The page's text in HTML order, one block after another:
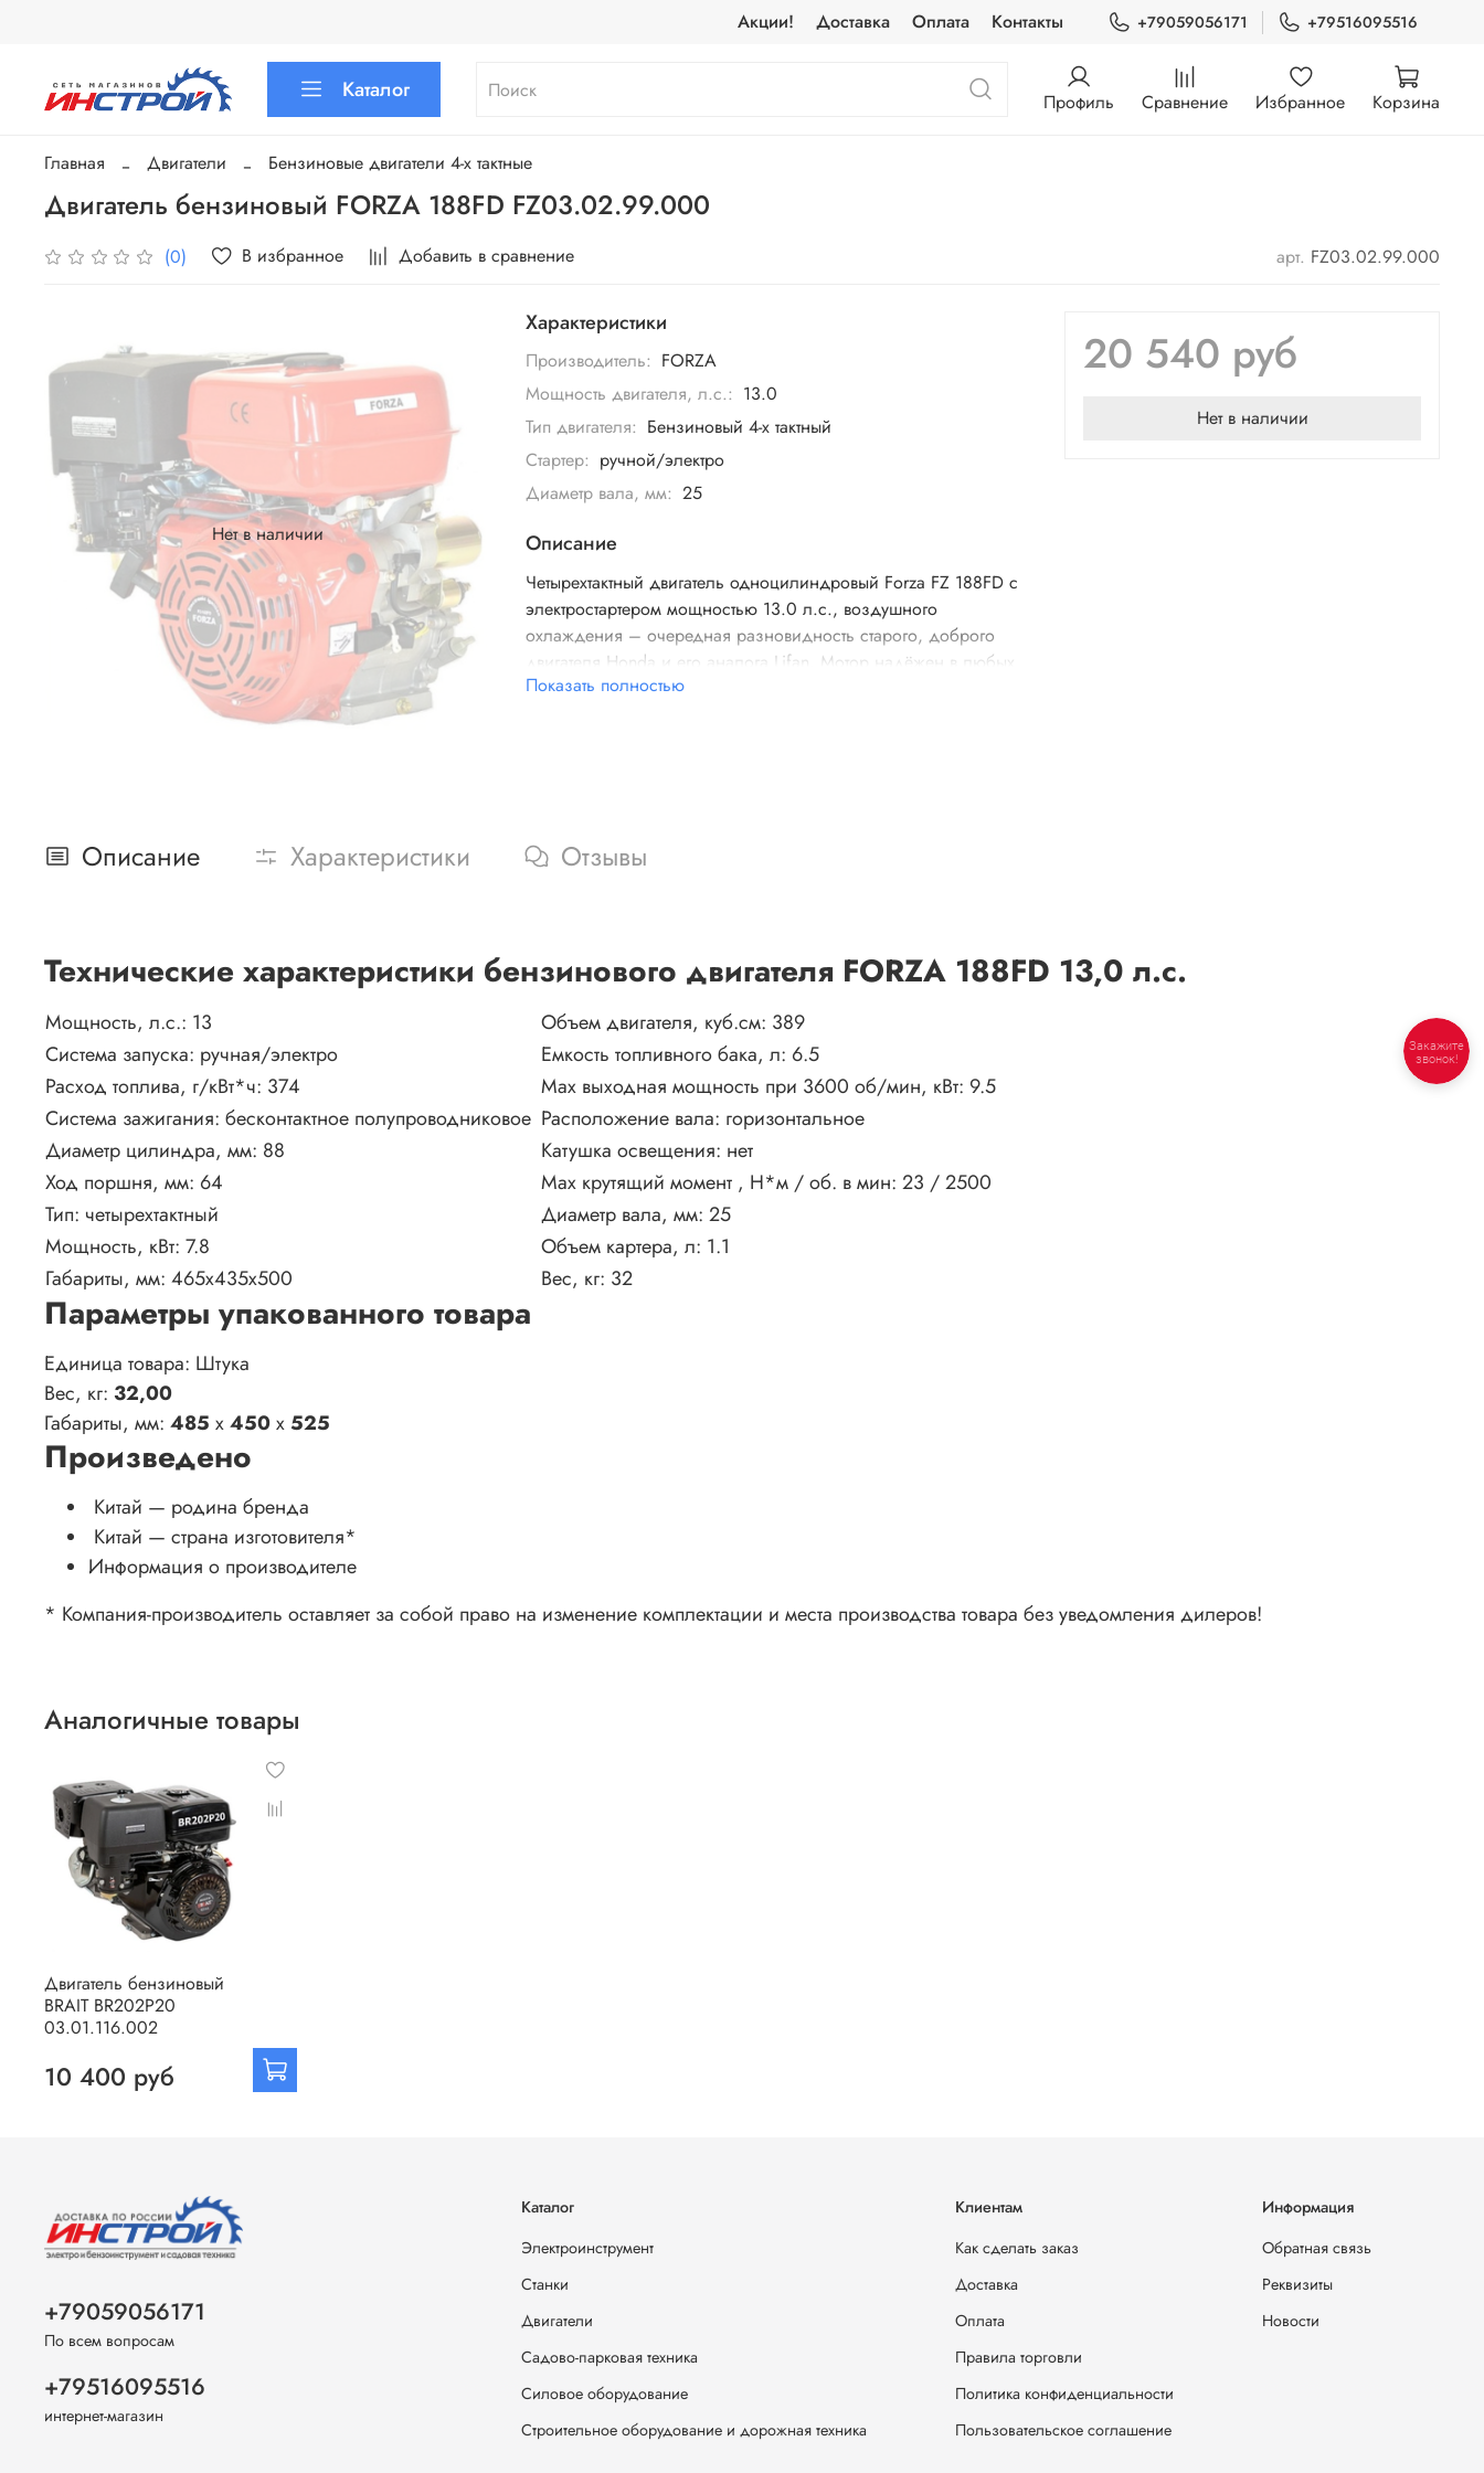
Акции! Доставка Оплата Контакты +79059056171 +79516095516
Каталог Профиль Сравнение Избранное Корзина
Главная Двигатели Бензиновые двигатели 4-х тактные
Двигатель бензиновый FORZA 188FD FZ03.02.99.000
(0) В избранное Добавить в сравнение арт. FZ03.02.99.000
Нет в наличии
Характеристики
Производитель: FORZA
Мощность двигателя, л.с.: 13.0
Тип двигателя: Бензиновый 4-х тактный
Стартер: ручной/электро
Диаметр вала, мм: 25
Описание
Четырехтактный двигатель одноцилиндровый Forza FZ 188FD с
электростартером мощностью 13.0 л.с., воздушного
охлаждения – очередная разновидность старого, доброго
двигателя Honda и его аналога Lifan. Мотор надёжен в любых
погодных условиях, неприхотлив, экономичен. Пригоден для
Показать полностью
20 540 руб
Нет в наличии
Описание Характеристики Отзывы
Технические характеристики бензинового двигателя FORZA 188FD 13,0 л.с.
Мощность, л.с.: 13 Объем двигателя, куб.см: 389
Система запуска: ручная/электро Емкость топливного бака, л: 6.5
Расход топлива, г/кВт*ч: 374 Max выходная мощность при 3600 об/мин, кВт: 9.5
Система зажигания: бесконтактное полупроводниковое Расположение вала: горизонтальное
Диаметр цилиндра, мм: 88 Катушка освещения: нет
Ход поршня, мм: 64 Max крутящий момент , Н*м / об. в мин: 23 / 2500
Тип: четырехтактный Диаметр вала, мм: 25
Мощность, кВт: 7.8 Объем картера, л: 1.1
Габариты, мм: 465х435х500 Вес, кг: 32
Параметры упакованного товара
Единица товара: Штука
Вес, кг: 32,00
Габариты, мм: 485 x450x 525
Произведено
Китай — родина бренда
Китай — страна изготовителя*
Информация о производителе
* Компания-производитель оставляет за собой право на изменение комплектации и места производства товара без уведомления дилеров!
Аналогичные товары
Двигатель бензиновый
BRAIT BR202P20
03.01.116.002
10 400 руб
Каталог
Электроинструмент
Станки
Двигатели
Садово-парковая техника
Силовое оборудование
Строительное оборудование и дорожная техника
Клиентам
Как сделать заказ
Доставка
Оплата
Правила торговли
Политика конфиденциальности
Пользовательское соглашение
Информация
Обратная связь
Реквизиты
Новости
+79059056171
По всем вопросам
+79516095516
интернет-магазин
Закажите
звонок!